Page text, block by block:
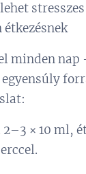
minden nap
× 10 ml,